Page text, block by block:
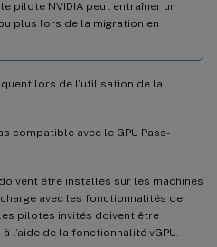
pilote NVIDIA peut entraîner un
plus lors de la migration en
lors de l’utilisation de la
compatible avec le GPU Pass-
être installés sur les machines
avec les fonctionnalités de
pilotes invités doivent être
l’aide de la fonctionnalité vGPU.